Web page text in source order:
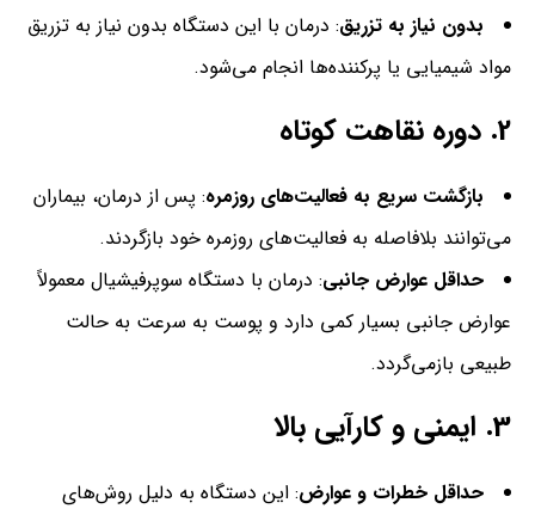
بدون نیاز به تزریق: درمان با این دستگاه بدون نیاز به تزریق
مواد شیمیایی یا پرکننده‌ها انجام می‌شود.
2. دوره نقاهت کوتاه
بازگشت سریع به فعالیت‌های روزمره: پس از درمان، بیماران
می‌توانند بلافاصله به فعالیت‌های روزمره خود بازگردند.
حداقل عوارض جانبی: درمان با دستگاه سوپرفیشیال معمولاً
عوارض جانبی بسیار کمی دارد و پوست به سرعت به حالت
طبیعی بازمی‌گردد.
3. ایمنی و کارآیی بالا
حداقل خطرات و عوارض: این دستگاه به دلیل روش‌های